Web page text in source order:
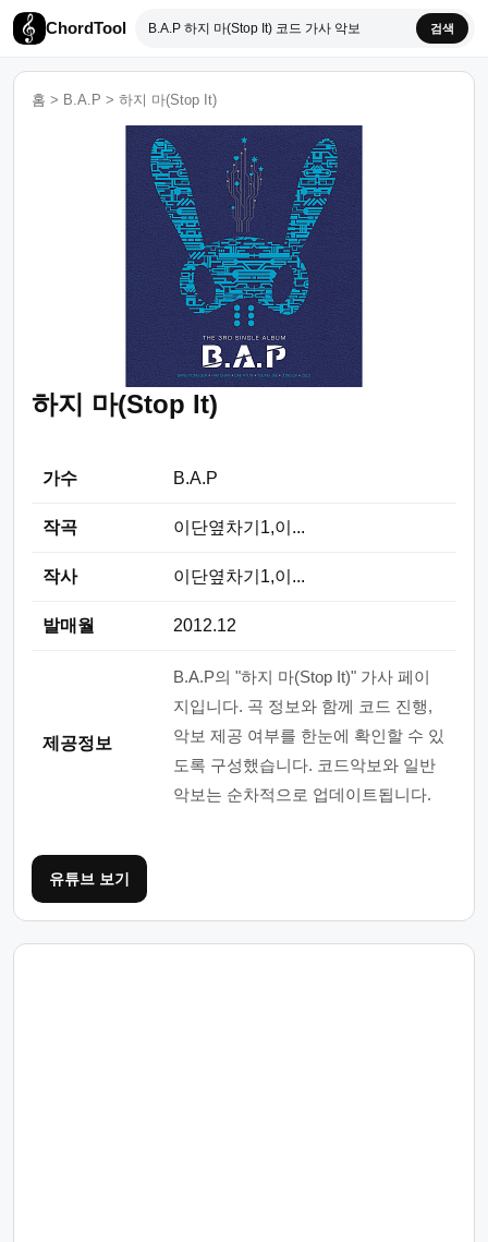
ChordTool 검색
홈 > B.A.P > 하지 마(Stop It)
하지 마(Stop It)
가수 B.A.P
작곡 이단옆차기1,이...
작사 이단옆차기1,이...
발매월 2012.12
제공정보
B.A.P의 "하지 마(Stop It)" 가사 페이
지입니다. 곡 정보와 함께 코드 진행,
악보 제공 여부를 한눈에 확인할 수 있
도록 구성했습니다. 코드악보와 일반
악보는 순차적으로 업데이트됩니다.
유튜브 보기